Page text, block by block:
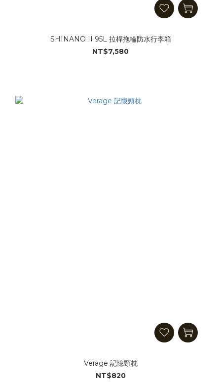
SHINANO II 95L 拉桿拖輪防水行李箱
NT$7,580
Verage 記憶頸枕
NT$820